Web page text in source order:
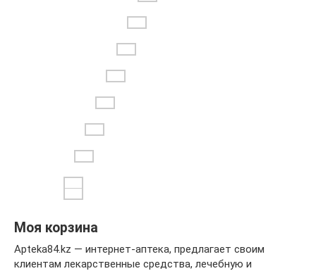
Моя корзина
Apteka84.kz — интернет-аптека, предлагает своим
клиентам лекарственные средства, лечебную и